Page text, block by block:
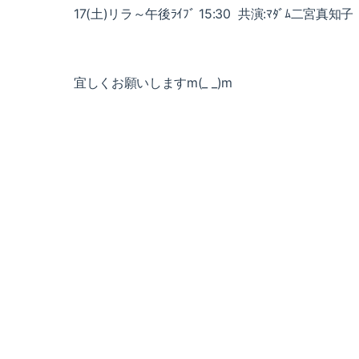
17(土)リラ～午後ﾗｲﾌﾞ 15:30 共演:ﾏﾀﾞﾑ二宮真知
宜しくお願いしますm(_ _)m